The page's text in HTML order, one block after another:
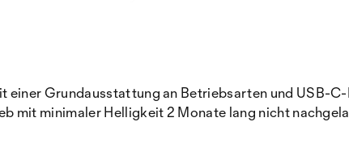
Grundausstattung an Betriebsarten und USB-
mit minimaler Helligkeit 2 Monate lang nicht